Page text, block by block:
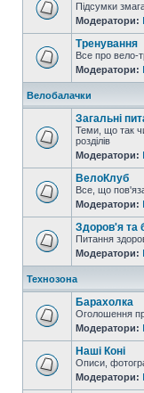
Підсумки
Модератори:
Тренування
Все про вело-
Модератори:
Велобалачки
Загальні
Теми, що так
розділів
Модератори:
ВелоКлуб
Все, що
Модератори:
Здоров'я та
Питання
Модератори:
Технозона
Барахолка
Оголошення
Модератори:
Наші Коні
Описи,
Модератори: